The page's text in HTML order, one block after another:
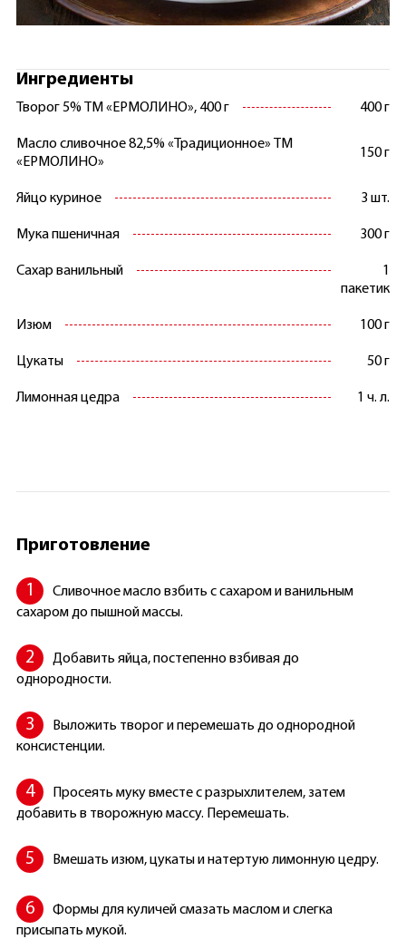
Ингредиенты
Творог 5% ТМ «ЕРМОЛИНО», 400 г 400 г
Масло сливочное 82,5% «Традиционное» ТМ
«ЕРМОЛИНО»
150 г
Яйцо куриное 3 шт.
Мука пшеничная 300 г
Сахар ванильный
1
пакетик
Изюм 100 г
Цукаты 50 г
Лимонная цедра 1 ч. л.
Приготовление
Сливочное масло взбить с сахаром и ванильным
сахаром до пышной массы.
Добавить яйца, постепенно взбивая до
однородности.
Выложить творог и перемешать до однородной
консистенции.
Просеять муку вместе с разрыхлителем, затем
добавить в творожную массу. Перемешать.
Вмешать изюм, цукаты и натертую лимонную цедру.
Формы для куличей смазать маслом и слегка
присыпать мукой.